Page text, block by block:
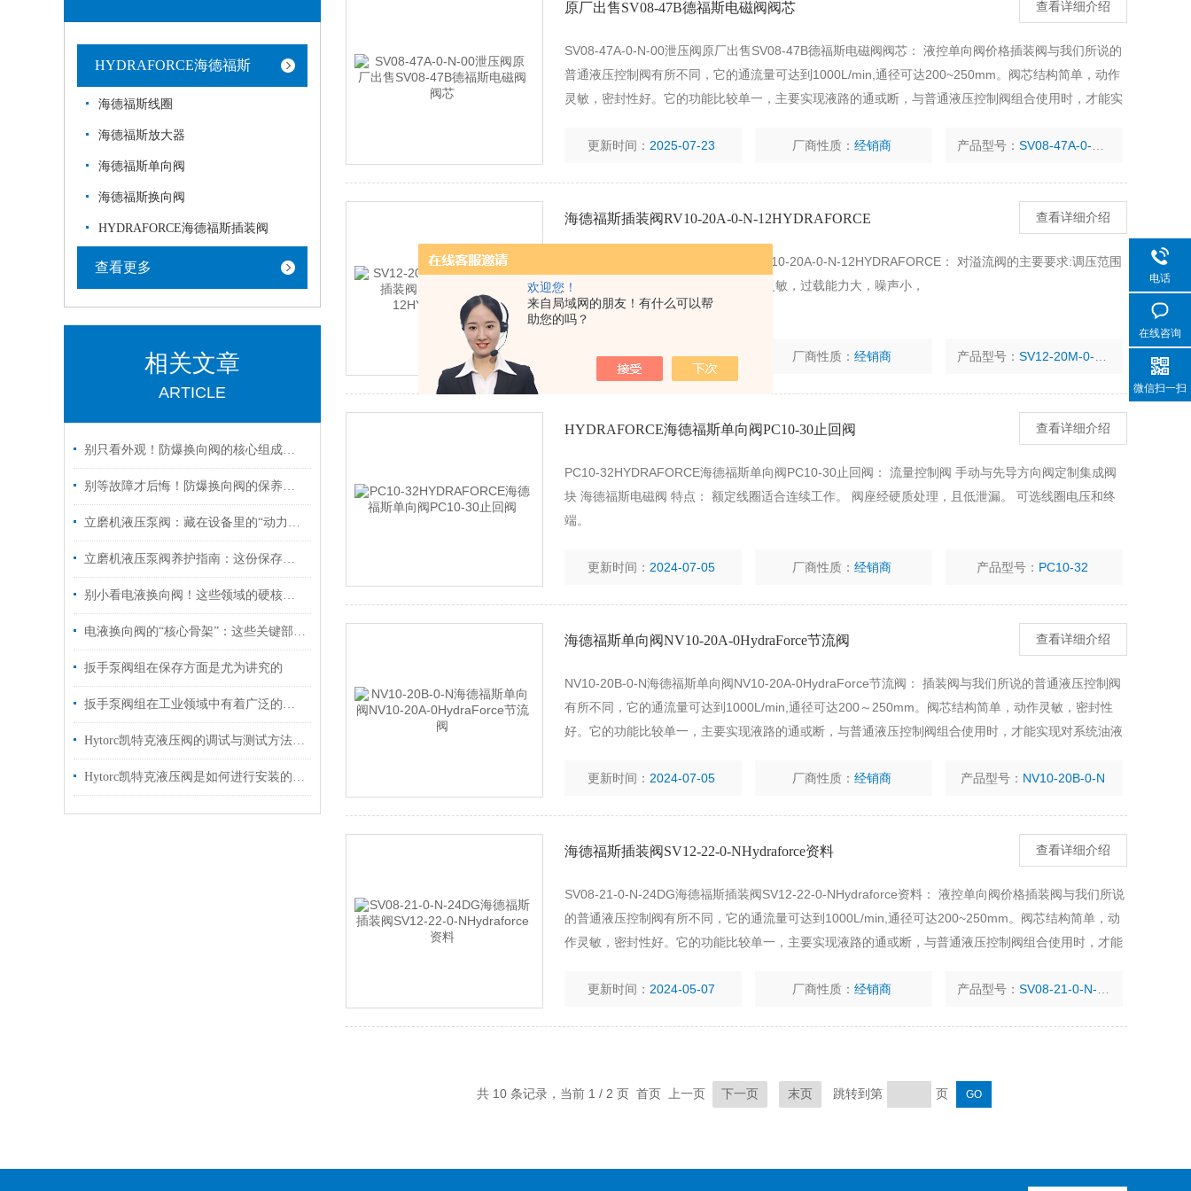
欢迎您！
来自局域网的朋友！有什么可以帮
助您的吗？
HYDRAFORCE海德福斯
海德福斯线圈
海德福斯放大器
海德福斯单向阀
海德福斯换向阀
HYDRAFORCE海德福斯插装阀
查看更多
相关文章
ARTICLE
别只看外观！防爆换向阀的核心组成部分，才是安全关键
别等故障才后悔！防爆换向阀的保养诀窍，早知道少踩坑
立磨机液压泵阀：藏在设备里的“动力心脏”，核心功能全拆解
立磨机液压泵阀养护指南：这份保存秘诀，让核心部件“历久弥新”！
别小看电液换向阀！这些领域的硬核应用，远超你的想象
电液换向阀的“核心骨架”：这些关键部件，决定设备运行效率！
扳手泵阀组在保存方面是尤为讲究的
扳手泵阀组在工业领域中有着广泛的作用
Hytorc凯特克液压阀的调试与测试方法具体如下
Hytorc凯特克液压阀是如何进行安装的？你可知晓？
原厂出售SV08-47B德福斯电磁阀阀芯 查看详细介绍
SV08-47A-0-N-00泄压阀原厂出售SV08-47B德福斯电磁阀阀芯： 液控单向阀价格插装阀与我们所说的
普通液压控制阀有所不同，它的通流量可达到1000L/min,通径可达200~250mm。阀芯结构简单，动作
灵敏，密封性好。它的功能比较单一，主要实现液路的通或断，与普通液压控制阀组合使用时，才能实
更新时间： 2025-07-23 厂商性质：经销商 产品型号： SV08-47A-0-N-00泄压阀
海德福斯插装阀RV10-20A-0-N-12HYDRAFORCE 查看详细介绍
SV12-20M-0-N-00海德福斯插装阀RV10-20A-0-N-12HYDRAFORCE： 对溢流阀的主要要求:调压范围
大，调压偏差小，压力振摆小，动作灵敏，过载能力大，噪声小，
更新时间：2024-07-08 厂商性质：经销商 产品型号： SV12-20M-0-N-00
HYDRAFORCE海德福斯单向阀PC10-30止回阀 查看详细介绍
PC10-32HYDRAFORCE海德福斯单向阀PC10-30止回阀： 流量控制阀 手动与先导方向阀定制集成阀
块 海德福斯电磁阀 特点： 额定线圈适合连续工作。 阀座经硬质处理，且低泄漏。 可选线圈电压和终
端。
更新时间： 2024-07-05 厂商性质：经销商 产品型号： PC10-32
海德福斯单向阀NV10-20A-0HydraForce节流阀 查看详细介绍
NV10-20B-0-N海德福斯单向阀NV10-20A-0HydraForce节流阀： 插装阀与我们所说的普通液压控制阀
有所不同，它的通流量可达到1000L/min,通径可达200～250mm。阀芯结构简单，动作灵敏，密封性
好。它的功能比较单一，主要实现液路的通或断，与普通液压控制阀组合使用时，才能实现对系统油液
更新时间： 2024-07-05 厂商性质：经销商 产品型号： NV10-20B-0-N
海德福斯插装阀SV12-22-0-NHydraforce资料 查看详细介绍
SV08-21-0-N-24DG海德福斯插装阀SV12-22-0-NHydraforce资料： 液控单向阀价格插装阀与我们所说
的普通液压控制阀有所不同，它的通流量可达到1000L/min,通径可达200~250mm。阀芯结构简单，动
作灵敏，密封性好。它的功能比较单一，主要实现液路的通或断，与普通液压控制阀组合使用时，才能
更新时间： 2024-05-07 厂商性质：经销商 产品型号： SV08-21-0-N-24DG
共 10 条记录，当前 1 / 2 页 首页 上一页 下一页 末页 跳转到第 页
电话
在线咨询
微信扫一扫